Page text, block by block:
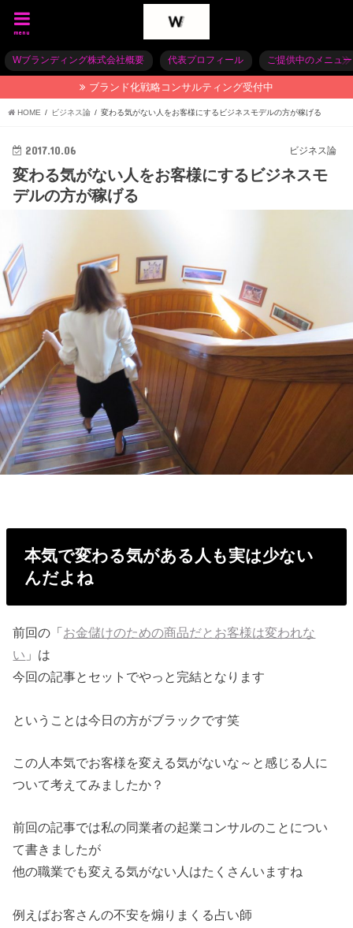
menu
Wブランディング株式会社概要 代表プロフィール ご提供中のメニュー
ブランド化戦略コンサルティング受付中
HOME ビジネス論 変わる気がない人をお客様にするビジネスモデルの方が稼げる
ビジネス論
2017.10.06
変わる気がない人をお客様にするビジネスモ
デルの方が稼げる
本気で変わる気がある人も実は少ない
んだよね
前回の「お金儲けのための商品だとお客様は変われな
い 」は
今回の記事とセットでやっと完結となります
ということは今日の方がブラックです笑
この人本気でお客様を変える気がないな～と感じる人に
ついて考えてみましたか？
前回の記事では私の同業者の起業コンサルのことについ
て書きましたが
他の職業でも変える気がない人はたくさんいますね
例えばお客さんの不安を煽りまくる占い師